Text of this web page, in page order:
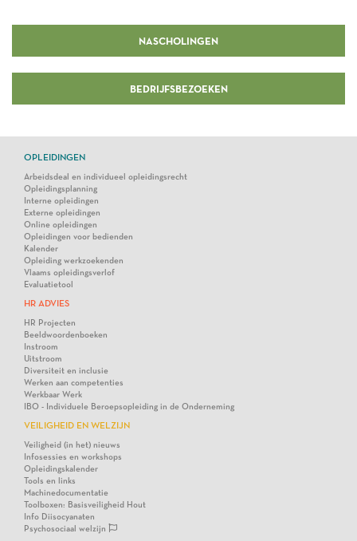
NASCHOLINGEN
BEDRIJFSBEZOEKEN
OPLEIDINGEN
Arbeidsdeal en individueel opleidingsrecht
Opleidingsplanning
Interne opleidingen
Externe opleidingen
Online opleidingen
Opleidingen voor bedienden
Kalender
Opleiding werkzoekenden
Vlaams opleidingsverlof
Evaluatietool
HR ADVIES
HR Projecten
Beeldwoordenboeken
Instroom
Uitstroom
Diversiteit en inclusie
Werken aan competenties
Werkbaar Werk
IBO - Individuele Beroepsopleiding in de Onderneming
VEILIGHEID EN WELZIJN
Veiligheid (in het) nieuws
Infosessies en workshops
Opleidingskalender
Tools en links
Machinedocumentatie
Toolboxen: Basisveiligheid Hout
Info Diisocyanaten
Psychosociaal welzijn